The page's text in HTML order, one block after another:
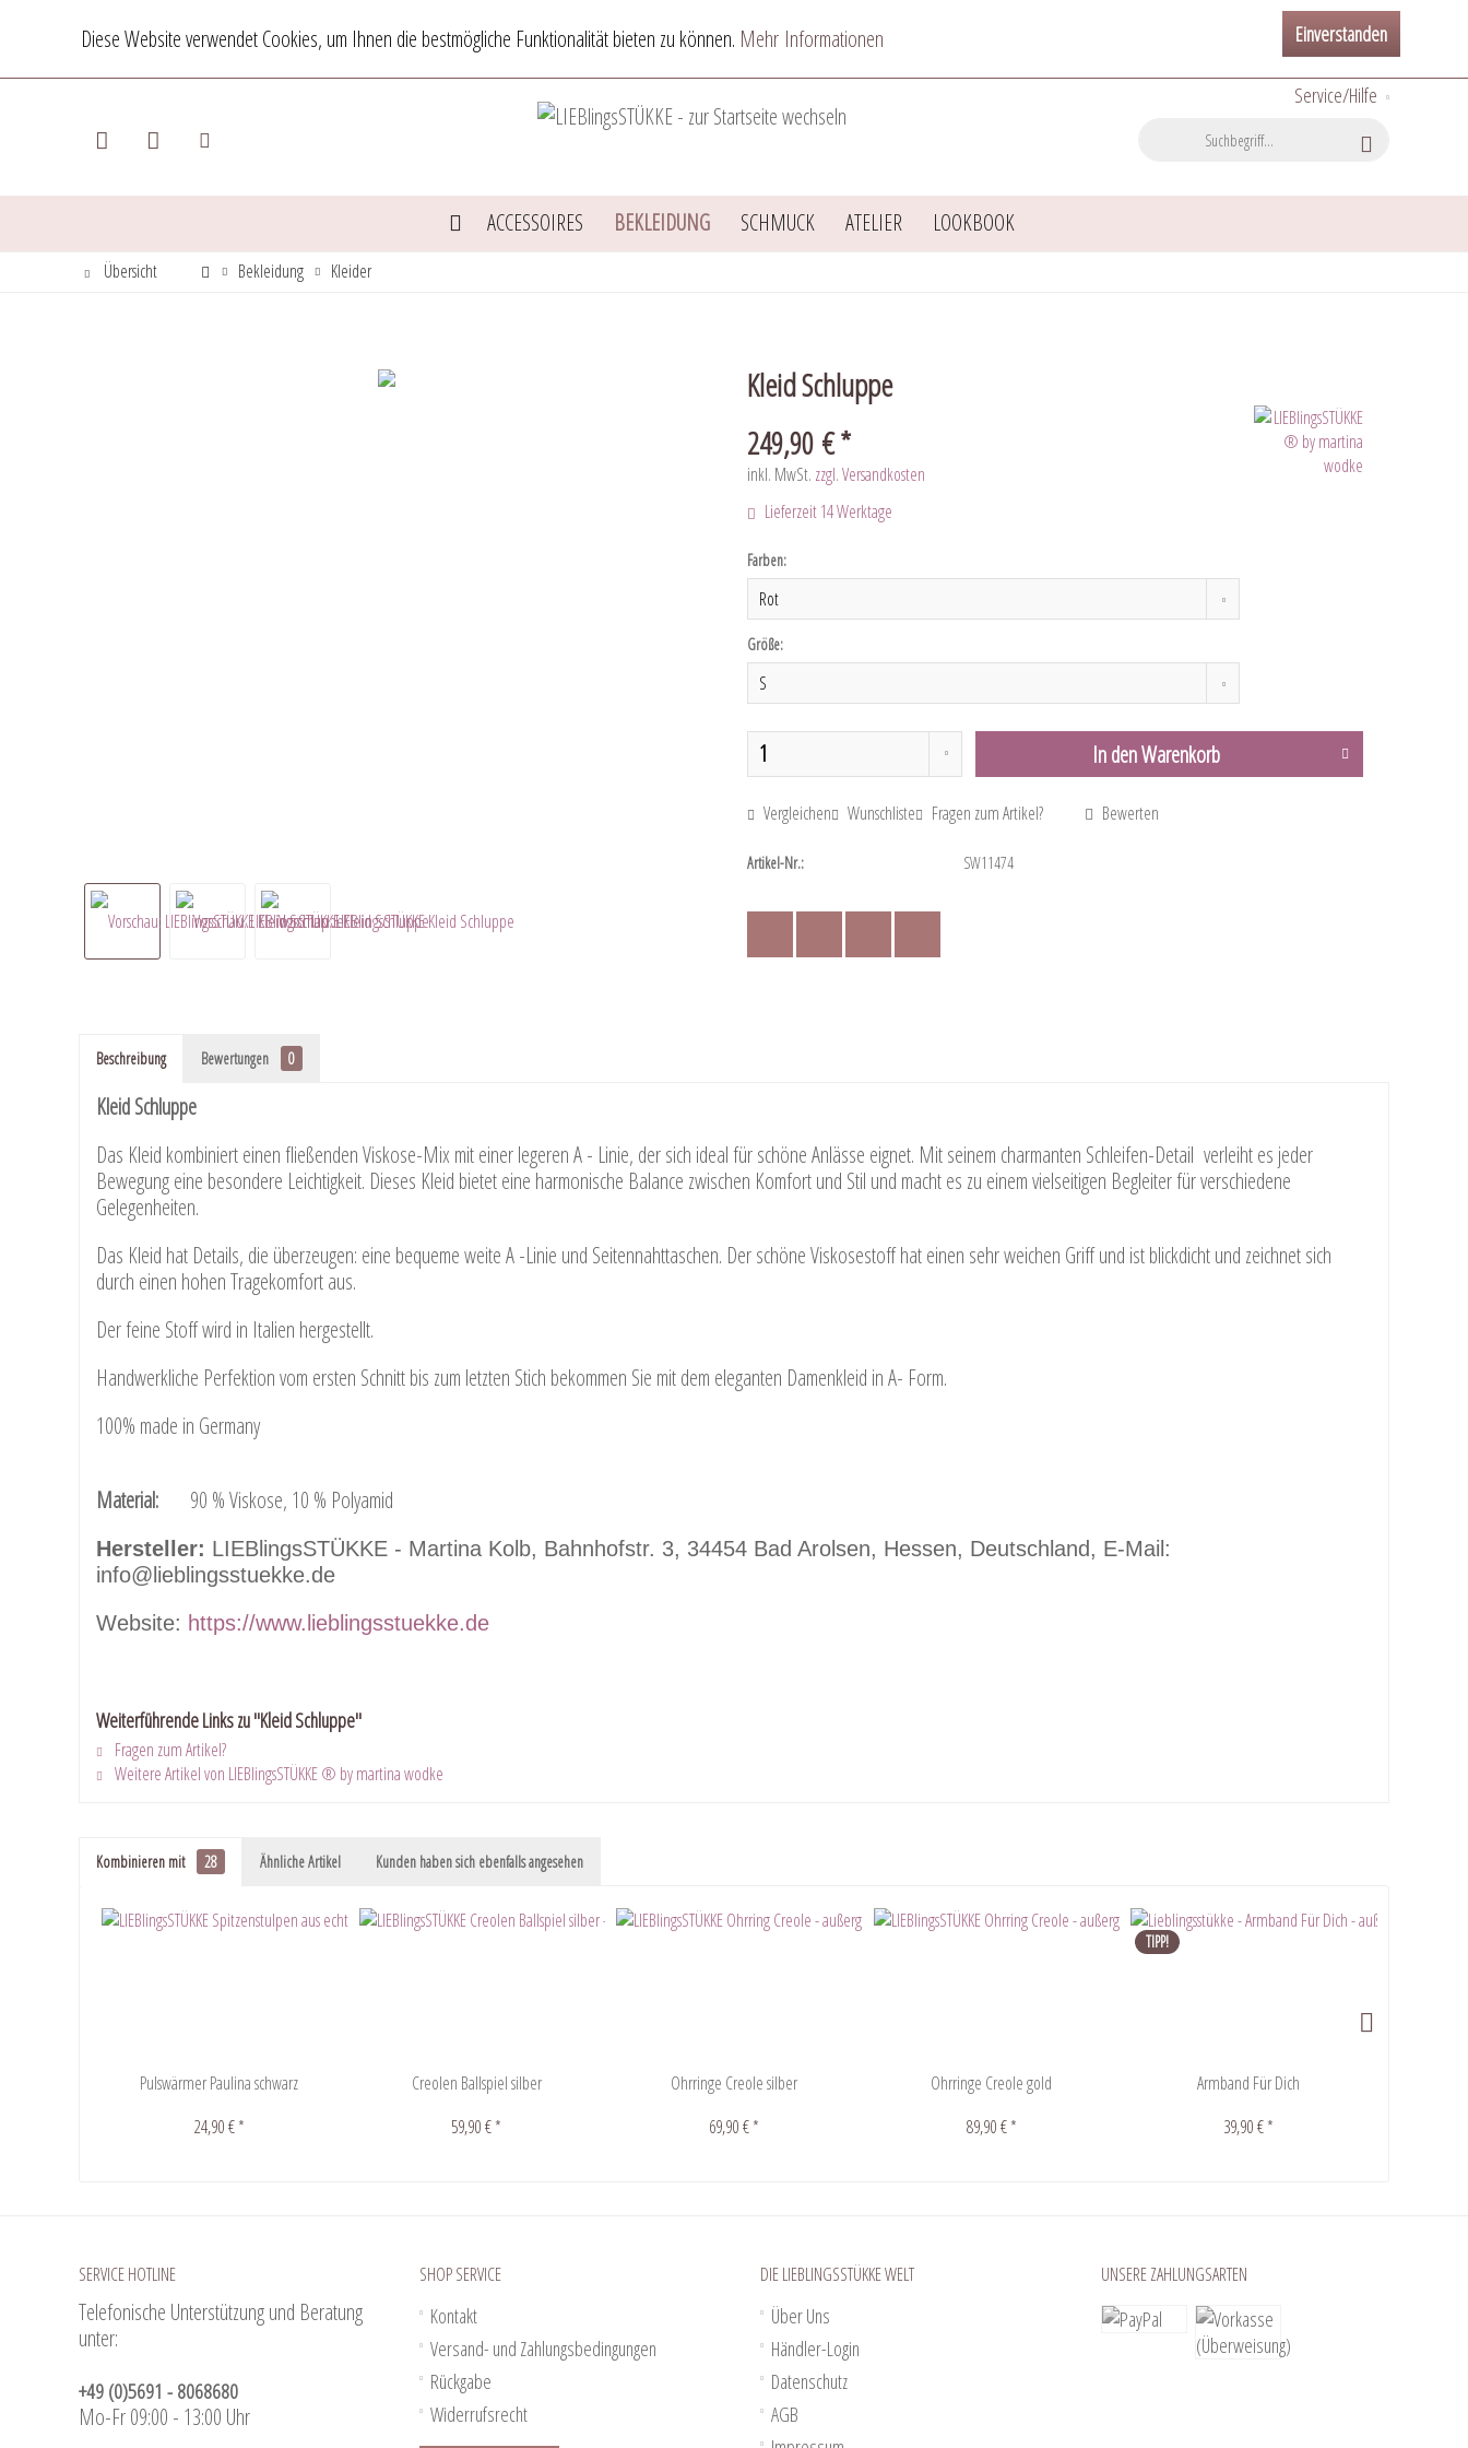
Diese Website verwendet Cookies, um Ihnen die bestmögliche Funktionalität bieten zu können. Mehr Informationen Einverstanden
Service/Hilfe
ACCESSOIRES BEKLEIDUNG SCHMUCK ATELIER LOOKBOOK
Übersicht Bekleidung Kleider
Kleid Schluppe
249,90 € *
inkl. MwSt. zzgl. Versandkosten
Lieferzeit 14 Werktage
Farben:
Größe:
In denWarenkorb
Vergleichen Wunschliste Fragen zum Artikel? Bewerten
Artikel-Nr.: SW11474
Beschreibung Bewertungen 0
Kleid Schluppe
Das Kleid kombiniert einen fließenden Viskose-Mix mit einer legeren A - Linie, der sich ideal für schöne Anlässe eignet. Mit seinem charmanten Schleifen-Detail verleiht es jeder
Bewegung eine besondere Leichtigkeit. Dieses Kleid bietet eine harmonische Balance zwischen Komfort und Stil und macht es zu einem vielseitigen Begleiter für verschiedene
Gelegenheiten.
Das Kleid hat Details, die überzeugen: eine bequeme weite A -Linie und Seitennahttaschen. Der schöne Viskosestoff hat einen sehr weichen Griff und ist blickdicht und zeichnet sich
durch einen hohen Tragekomfort aus.
Der feine Stoff wird in Italien hergestellt.
Handwerkliche Perfektion vom ersten Schnitt bis zum letzten Stich bekommen Sie mit dem eleganten Damenkleid in A- Form.
100% made in Germany
Material: 90 % Viskose, 10 % Polyamid
Hersteller: LIEBlingsSTÜKKE - Martina Kolb, Bahnhofstr. 3, 34454 Bad Arolsen, Hessen, Deutschland, E-Mail:
info@lieblingsstuekke.de
Website: https://www.lieblingsstuekke.de
Weiterführende Links zu "Kleid Schluppe"
Fragen zum Artikel?
Weitere Artikel von LIEBlingsSTÜKKE ® by martina wodke
Kombinieren mit 28 Ähnliche Artikel Kunden haben sich ebenfalls angesehen
Pulswärmer Paulina schwarz
24,90 € *
Creolen Ballspiel silber
59,90 € *
Ohrringe Creole silber
69,90 € *
Ohrringe Creole gold
89,90 € *
TIPP!
Armband Für Dich
39,90 € *
SERVICE HOTLINE
Telefonische Unterstützung und Beratung
unter:
+49 (0)5691 - 8068680
Mo-Fr 09:00 - 13:00 Uhr
SHOP SERVICE
Kontakt
Versand- und Zahlungsbedingungen
Rückgabe
Widerrufsrecht
DIE LIEBLINGSSTÜKKE WELT
Über Uns
Händler-Login
Datenschutz
AGB
UNSERE ZAHLUNGSARTEN